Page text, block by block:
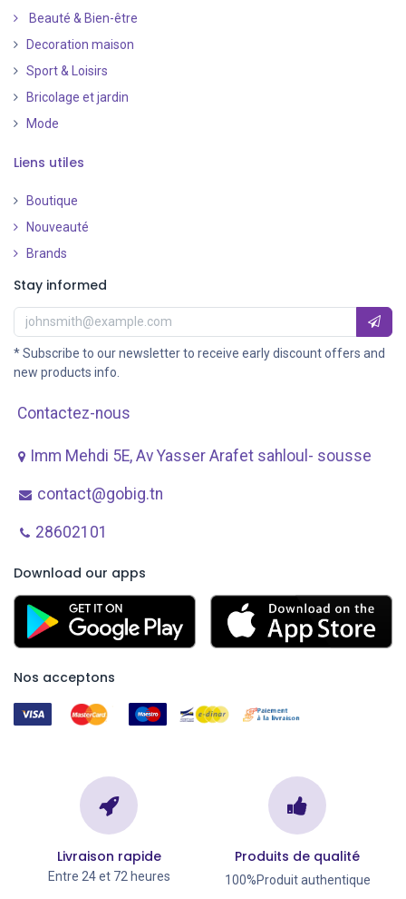
Beauté & Bien-être
Decoration maison
Sport & Loisirs
Bricolage et jardin
Mode
Liens utiles
Boutique
Nouveauté
Brands
Stay informed
* Subscribe to our newsletter to receive early discount offers and
new products info.
Contactez-nous
Imm Mehdi 5E, Av ​Yasser Arafet sahloul- sousse
contact@gobig.tn
28602101
Download our apps
Nos acceptons
Livraison rapide
Entre 24 et 72 heures
Produits de qualité
100%Produit authentique